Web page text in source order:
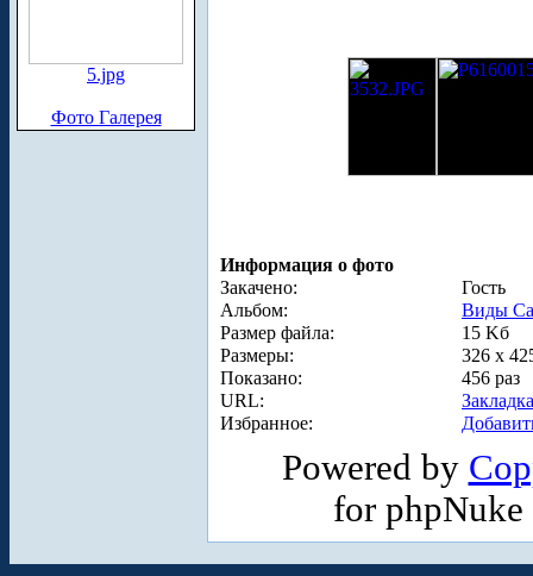
5.jpg
Фото Галерея
Информация о фото
Закачено:
Гость
Альбом:
Виды
Размер файла:
15 Kб
Размеры:
326 x
Показано:
456 раз
URL:
Избранное:
Powered by
for